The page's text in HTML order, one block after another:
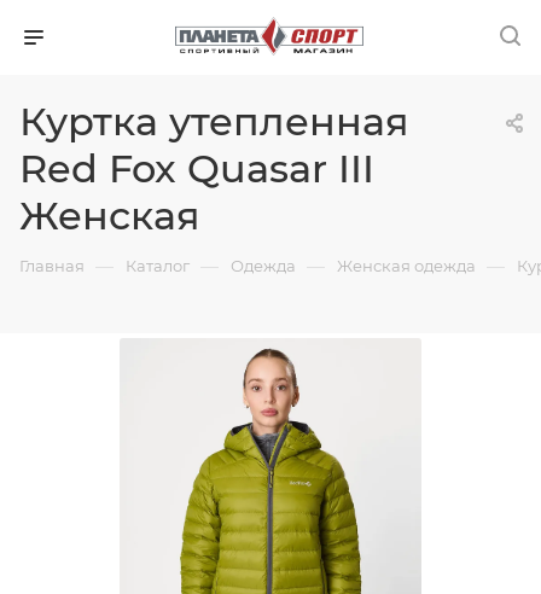
Куртка утепленная
Red Fox Quasar III
Женская
Главная — Каталог — Одежда — Женская одежда —